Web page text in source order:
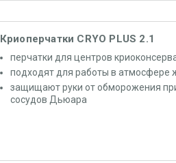
Криоперчатки CRYO PLUS 2.1
перчатки для центров
подходят для работы в атмосфере
защищают руки от обморожения
сосудов Дьюара